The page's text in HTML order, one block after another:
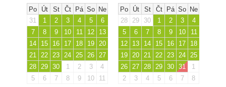
Po Út St Čt Pá So Ne
31
1 2 3 4 5
6
7
8 9 10 11 12
13
14
15 16 17 18 19
20
21
22 23 24 25 26
27
28
29 30 1 2 3
4
5
6 7 8 9 10 11
Po Út St Čt Pá So Ne
28
29 30 1 2 3
4
5
6 7 8 9 10
11
12
13 14 15 16 17
18
19
20 21 22 23 24
25
26
27 28 29 30 31
1
2
3 4 5 6 7 8